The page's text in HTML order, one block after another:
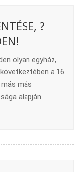
?
olyan egyház,
a 16.
más
alapján.